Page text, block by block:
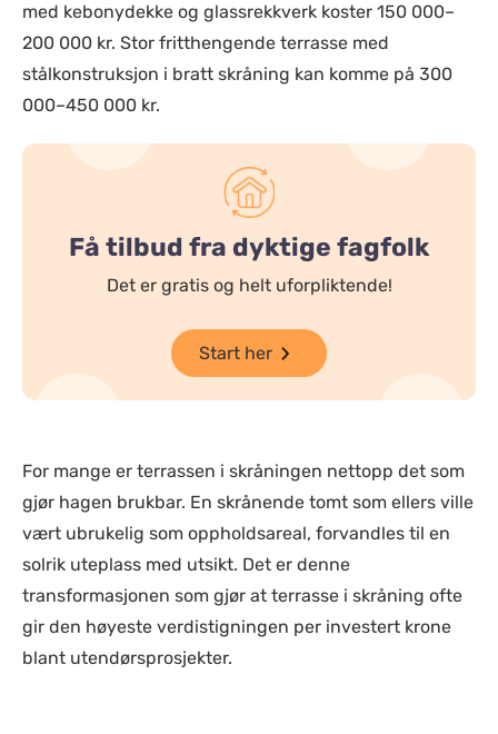
med kebonydekke og glassrekkverk koster 150 000–
200 000 kr. Stor fritthengende terrasse med
stålkonstruksjon i bratt skråning kan komme på 300
000–450 000 kr.
Få tilbud fra dyktige fagfolk
Det er gratis og helt uforpliktende!
Start her
For mange er terrassen i skråningen nettopp det som
gjør hagen brukbar. En skrånende tomt som ellers ville
vært ubrukelig som oppholdsareal, forvandles til en
solrik uteplass med utsikt. Det er denne
transformasjonen som gjør at terrasse i skråning ofte
gir den høyeste verdistigningen per investert krone
blant utendørsprosjekter.